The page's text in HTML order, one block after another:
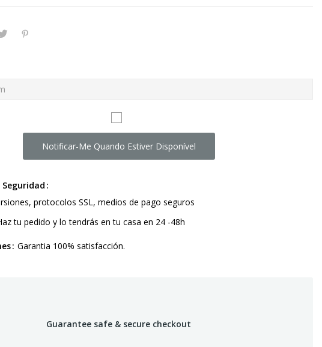
Notificar-Me Quando Estiver Disponível
protocolos SSL, medios de pago seguros
tu pedido y lo tendrás en tu casa en 24 -48h
Garantia 100% satisfacción.
Guarantee safe & secure checkout